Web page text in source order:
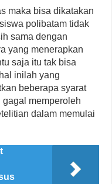
maka bisa dikatakan
polibatam tidak
sama dengan
yang menerapkan
saja itu tak bisa
inilah yang
beberapa syarat
memperoleh
dalam memulai